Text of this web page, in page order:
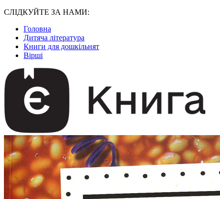
СЛІДКУЙТЕ ЗА НАМИ:
Головна
Дитяча література
Книги для дошкільнят
Вірші